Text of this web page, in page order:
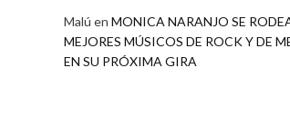
Malú en MONICA NARANJO SE
MEJORES MÚSICOS DE ROCK Y DE
EN SU PRÓXIMA GIRA